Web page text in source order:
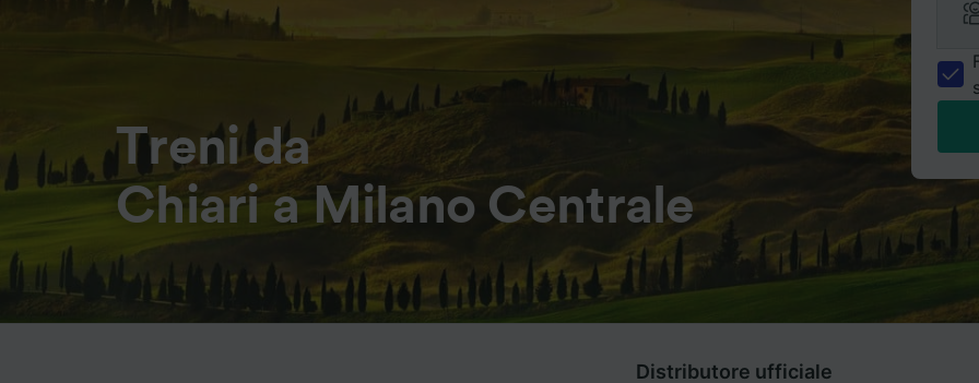
Treni da
Chiari a Milano Centrale
Distributore ufficiale